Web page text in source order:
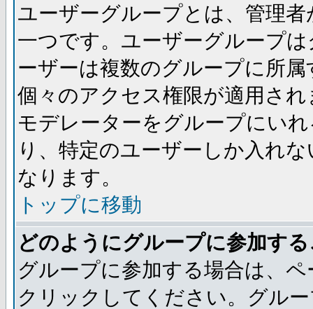
ユーザーグループとは、管理
一つです。ユーザーグループ
ーザーは複数のグループに所
個々のアクセス権限が適用さ
モデレーターをグループにい
り、特定のユーザーしか入れ
なります。
トップに移動
どのようにグループに参加す
グループに参加する場合は、
クリックしてください。グル